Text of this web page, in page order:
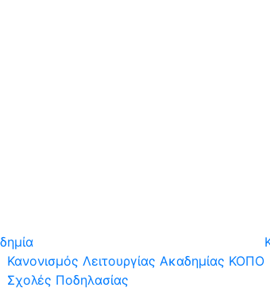
Κανονισμός Λειτουργίας Ακαδημίας ΚΟΠΟ
Σχολές Ποδηλασίας